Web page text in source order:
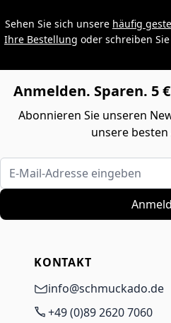
Sehen Sie sich unsere häufig
Ihre Bestellung oder schreiben
Anmelden. Sparen. 5
Abonnieren Sie unseren
unsere
E-Mail-Adresse eingeben
KONTAKT
info@schmuckado.de
+49 (0)89 2620 7060